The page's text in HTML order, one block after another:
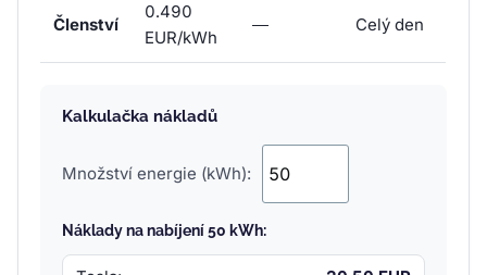
Členství
0.490
EUR/kWh
— Celý den
Kalkulačka nákladů
Množství energie (kWh):
Náklady na nabíjení 50 kWh: